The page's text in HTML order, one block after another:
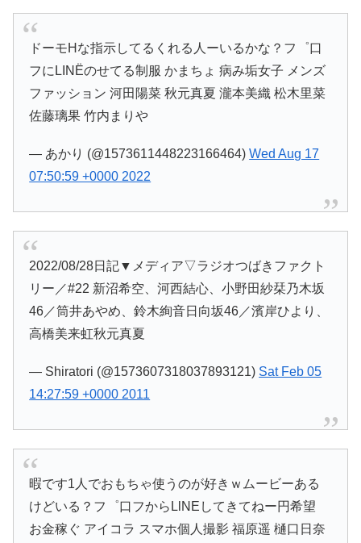
ドーモHな指示してるくれる人ーいるかな？フ゜口
フにLINЁのせてる制服 かまちょ 病み垢女子 メンズ
ファッション 河田陽菜 秋元真夏 瀧本美織 松木里菜
佐藤璃果 竹内まりや
— あかり (@1573611448223166464)Wed Aug 17
07:50:59 +0000 2022
2022/08/28日記▼メディア▽ラジオつばきファクト
リー／#22 新沼希空、河西結心、小野田紗栞乃木坂
46／筒井あやめ、鈴木絢音日向坂46／濱岸ひより、
高橋美来虹秋元真夏
— Shiratori (@1573607318037893121) Sat Feb 05
14:27:59 +0000 2011
暇です1人でおもちゃ使うのが好きｗムービーある
けどいる？フ゜口フからLlNEしてきてねー円希望
お金稼ぐ アイコラ スマホ個人撮影 福原遥 樋口日奈